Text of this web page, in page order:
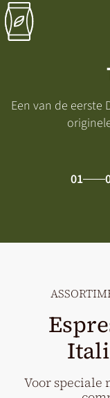
Platform
Een van de eerste
01
Voor speciale